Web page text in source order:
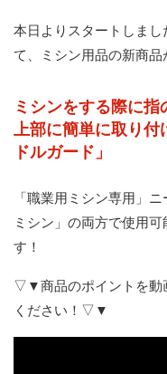
本日よりスタートしま
て、ミシン用品の新商品
ミシンをする際に
上部に簡単に取り付
ドルガード」
「職業用ミシン専用」
ミシン」の両方で使用
す！
▽▼商品のポイントを動
ください！▽▼